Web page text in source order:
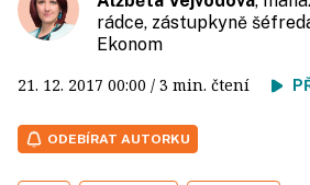
rádce, zástupkyně
Ekonom
21. 12. 2017 00:00 / 3 min. čtení
ODEBÍRAT AUTORKU